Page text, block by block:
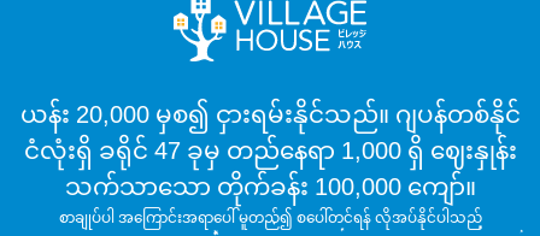
ယန်း 20,000 မှစ၍ ငှားရမ်းနိုင်သည်။ ဂျပန်တစ်နိုင်
ငံလုံးရှိ ခရိုင် 47 ခုမှ တည်နေရာ 1,000 ရှိ ဈေးနှုန်း
သက်သာသော တိုက်ခန်း 100,000 ကျော်။
စာချုပ်ပါ အကြောင်းအရာပေါ် မူတည်၍ စပေါ်တင်ရန် လိုအပ်နိုင်ပါသည်